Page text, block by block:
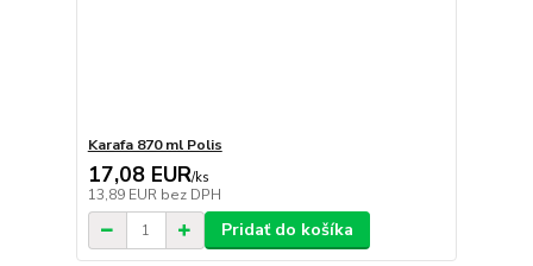
Karafa 870 ml Polis
17,08 EUR/ks
13,89 EUR bez DPH
Pridať do košíka